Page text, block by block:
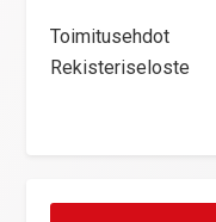
Toimitusehdot
Rekisteriseloste